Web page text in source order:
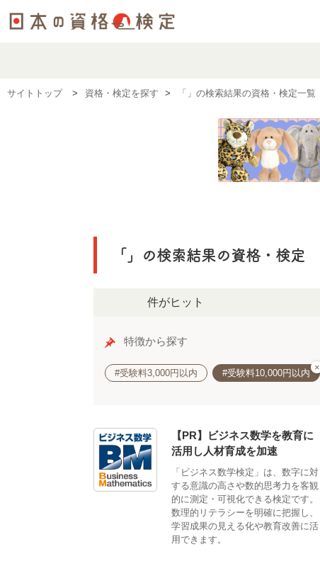
サイトトップ 資格・検定を探す 「」の検索結果の資格・検定一覧
「」の検索結果の資格・検定
619件がヒット
特徴から探す
#受験料3,000円以内 #受験料10,000円以内
×
【PR】ビジネス数学を教育に
活用し人材育成を加速
「ビジネス数学検定」は、数字に対
する意識の高さや数的思考力を客観
的に測定・可視化できる検定です。
数理的リテラシーを明確に把握し、
学習成果の見える化や教育改善に活
用できます。